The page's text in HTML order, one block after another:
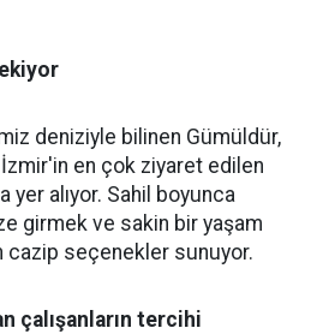
deniziyle bilinen Gümüldür,
en çok ziyaret edilen
yer alıyor. Sahil boyunca
girmek ve sakin bir yaşam
seçenekler sunuyor.
çalışanların tercihi